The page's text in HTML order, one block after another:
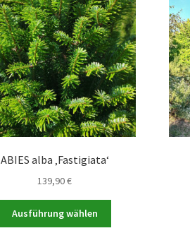
ABIES alba ‚Fastigiata‘
139,90€
Ausführung wählen